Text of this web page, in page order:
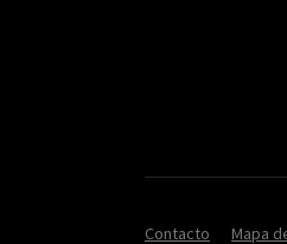
Contacto Mapa